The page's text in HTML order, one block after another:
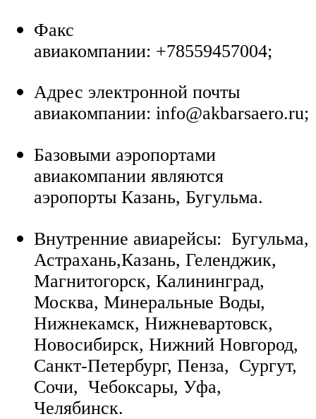
Факс
авиакомпании: +78559457004;
Адрес электронной почты
авиакомпании: info@akbarsaero.ru;
Базовыми аэропортами
авиакомпании являются
аэропорты Казань, Бугульма.
Внутренние авиарейсы: Бугульма,
Астрахань,Казань, Геленджик,
Магнитогорск, Калининград,
Москва, Минеральные Воды,
Нижнекамск, Нижневартовск,
Новосибирск, Нижний Новгород,
Санкт-Петербург, Пенза, Сургут,
Сочи, Чебоксары, Уфа,
Челябинск.